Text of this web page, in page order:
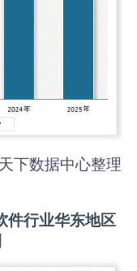
下数据中心整理
件行业华东地区